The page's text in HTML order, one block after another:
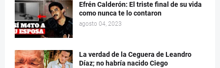
Efrén Calderón: El triste final de su vida
como nunca te lo contaron
agosto 04, 2023
La verdad de la Ceguera de Leandro
Díaz; no habría nacido Ciego